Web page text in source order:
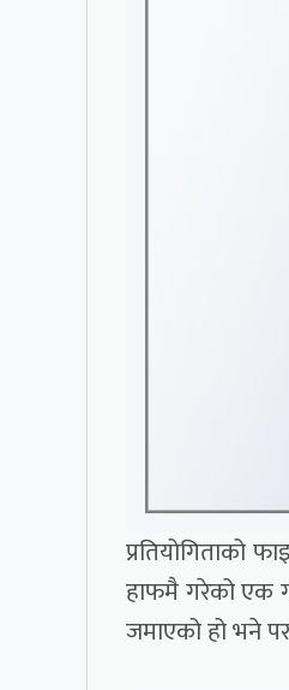
प्रतियोगिताको
हाफमै गरेको एक
जमाएको हो भने